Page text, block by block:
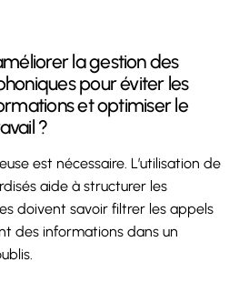
la gestion des
pour éviter les
et optimiser le
?
est nécessaire. L’utilisation de
aide à structurer les
doivent savoir filtrer les appels
des informations dans un